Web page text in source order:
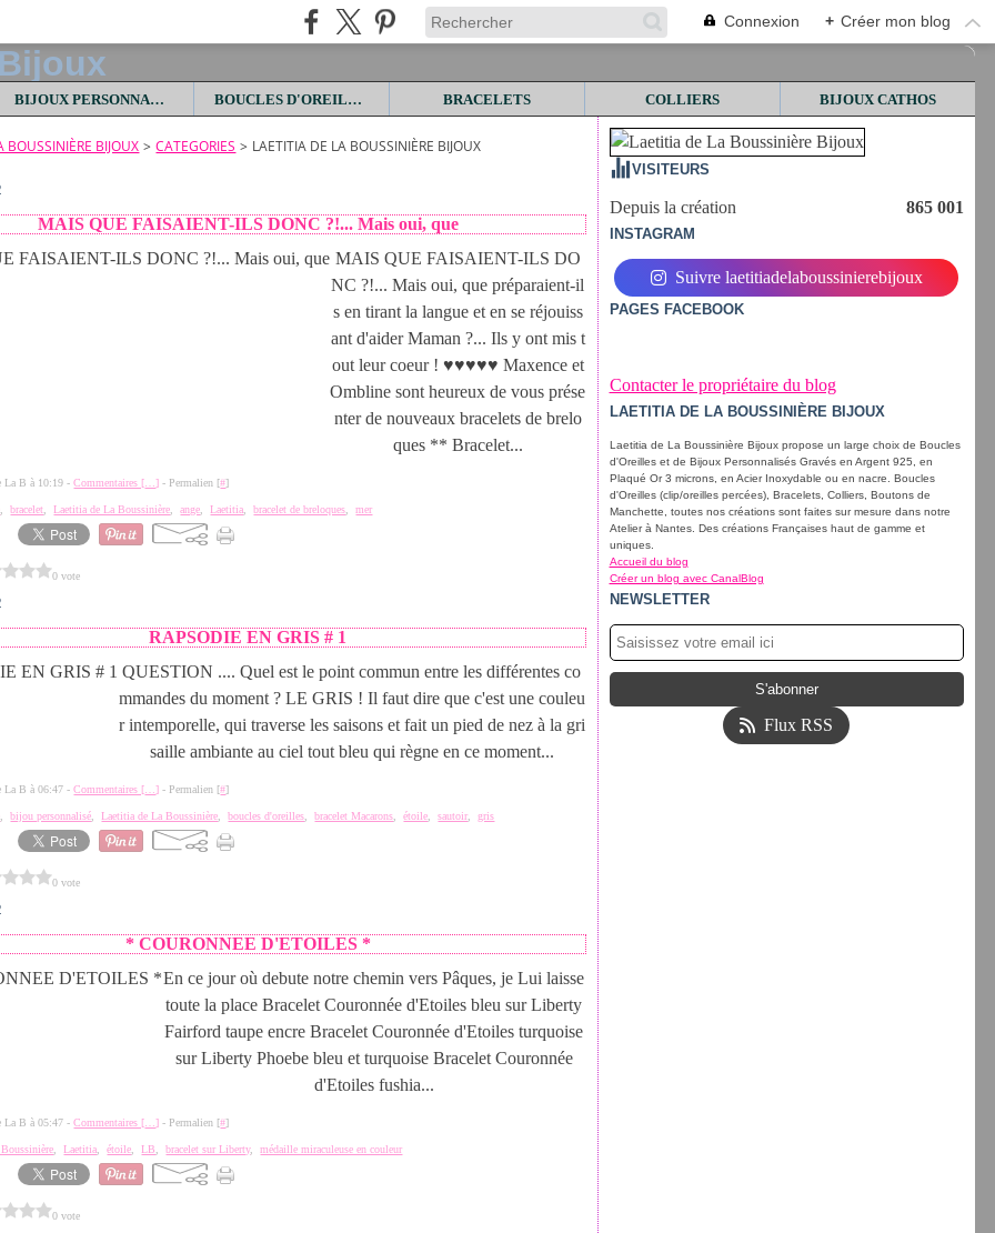
Connexion + Créer mon blog
BIJOUX PERSONNALISES BOUCLES D'OREILLES BRACELETS COLLIERS BIJOUX CATHOS
BOUSSINIÈRE BIJOUX > CATEGORIES > LAETITIA DE LA BOUSSINIÈRE BIJOUX
MAIS QUE FAISAIENT-ILS DONC ?!... Mais oui, que
MAIS QUE FAISAIENT-ILS DO
NC ?!... Mais oui, que préparaient-il
s en tirant la langue et en se réjouiss
ant d'aider Maman ?... Ils y ont mis t
out leur coeur ! ♥♥♥♥♥ Maxence et
Ombline sont heureux de vous prése
nter de nouveaux bracelets de brelo
ques ** Bracelet...
La B à 10:19 -Commentaires [ …] - Permalien [#]
,bracelet ,Laetitia de La Boussinière ,ange ,Laetitia ,bracelet de breloques ,mer
0 vote
RAPSODIE EN GRIS # 1
QUESTION .... Quel est le point commun entre les différentes co
mmandes du moment ? LE GRIS ! Il faut dire que c'est une couleu
r intemporelle, qui traverse les saisons et fait un pied de nez à la gri
saille ambiante au ciel tout bleu qui règne en ce moment...
La B à 06:47 -Commentaires [ …] - Permalien [#]
,bijou personnalisé ,Laetitia de La Boussinière ,boucles d'oreilles ,bracelet Macarons ,étoile ,sautoir,gris
0 vote
* COURONNEE D'ETOILES *
En ce jour où debute notre chemin vers Pâques, je Lui laisse
toute la place Bracelet Couronnée d'Etoiles bleu sur Liberty
Fairford taupe encre Bracelet Couronnée d'Etoiles turquoise
sur Liberty Phoebe bleu et turquoise Bracelet Couronnée
d'Etoiles fushia...
La B à 05:47 -Commentaires [ …] - Permalien [#]
,Laetitia ,étoile ,LB ,bracelet sur Liberty,médaille miraculeuse en couleur
0 vote
VISITEURS
Depuis la création 865 001
INSTAGRAM
Suivre laetitiadelaboussinierebijoux
PAGES FACEBOOK
Contacter le propriétaire du blog
LAETITIA DE LA BOUSSINIÈRE BIJOUX
Laetitia de La Boussinière Bijoux propose un large choix de Boucles
d'Oreilles et de Bijoux Personnalisés Gravés en Argent 925, en
Plaqué Or 3 microns, en Acier Inoxydable ou en nacre. Boucles
d'Oreilles (clip/oreilles percées), Bracelets, Colliers, Boutons de
Manchette, toutes nos créations sont faites sur mesure dans notre
Atelier à Nantes. Des créations Françaises haut de gamme et
uniques.
Accueil du blog
Créer un blog avec CanalBlog
NEWSLETTER
Flux RSS